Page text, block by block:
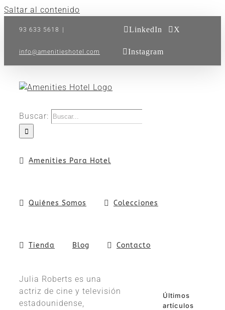
Saltar al contenido
93 633 5618
info@amenitieshotel.com
LinkedIn X
Instagram
Buscar:
Amenities Para Hotel
Quiénes Somos Colecciones
Tienda Blog Contacto
Julia Roberts es una
actriz de cine y televisión
estadounidense,
Últimos
artículos